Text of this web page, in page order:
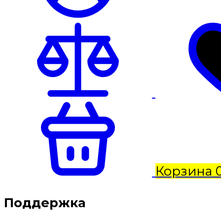
Корзина
Поддержка